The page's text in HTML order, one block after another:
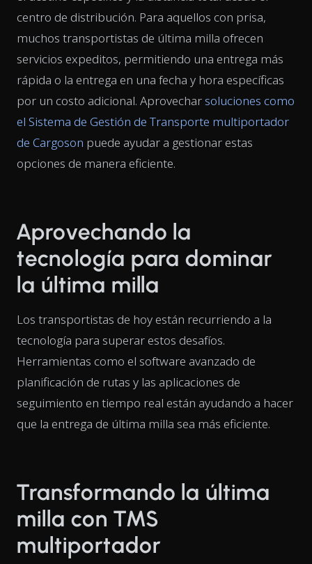
centro de distribución. Para aquellos con prisa,
muchos transportistas de última milla ofrecen
servicios expeditos, permitiendo una entrega más
rápida o la entrega en una fecha y hora específicas
por un costo adicional. Aprovechar soluciones como
el Sistema de Gestión de Transporte multiportador
de Cargoson puede ayudar a gestionar estas
opciones de manera eficiente.
Aprovechando la
tecnología para dominar
la última milla
Los transportistas de hoy están recurriendo a la
tecnología para superar estos desafíos.
Herramientas como el software avanzado de
planificación de rutas y las aplicaciones de
seguimiento en tiempo real están ayudando a hacer
que la entrega de última milla sea más eficiente.
Transformando la última
milla con TMS
multiportador